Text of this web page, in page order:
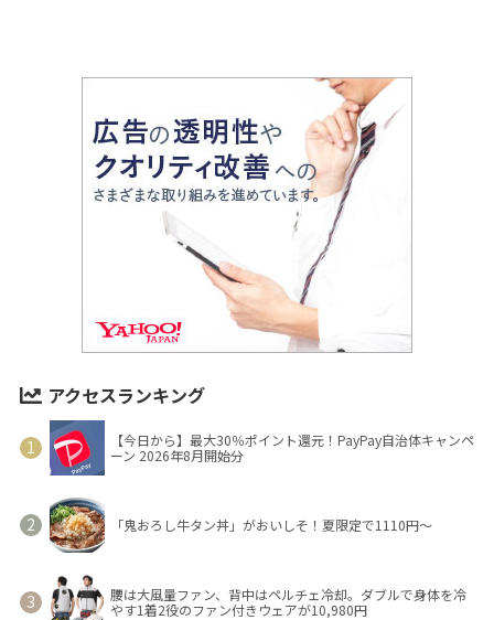
アクセスランキング
【今日から】最大30％ポイント還元！PayPay自治体キャンペ
ーン 2026年8月開始分
「鬼おろし牛タン丼」がおいしそ！夏限定で1110円～
腰は大風量ファン、背中はペルチェ冷却。ダブルで身体を冷
やす1着2役のファン付きウェアが10,980円